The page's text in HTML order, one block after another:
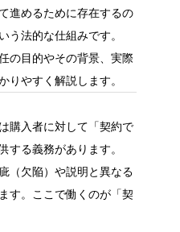
進めるために存在するの
う法的な仕組みです。
の目的やその背景、実際
りやすく解説します。
購入者に対して「契約で
する義務があります。
（欠陥）や説明と異なる
す。ここで働くのが「契